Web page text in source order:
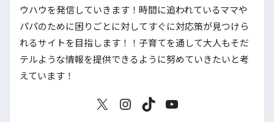
ウハウを発信していきます！時間に追われているママや
パパのために困りごとに対してすぐに対応策が見つけら
れるサイトを目指します！！子育てを通して大人もそだ
テルような情報を提供できるように努めていきたいと考
えています！